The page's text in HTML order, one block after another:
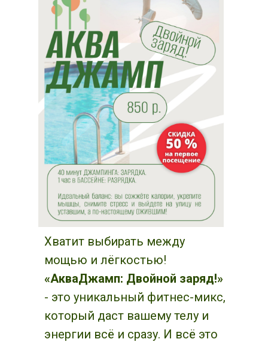
Хватит выбирать между
мощью и лёгкостью!
«АкваДжамп: Двойной заряд!»
- это уникальный фитнес-микс,
который даст вашему телу и
энергии всё и сразу. И всё это